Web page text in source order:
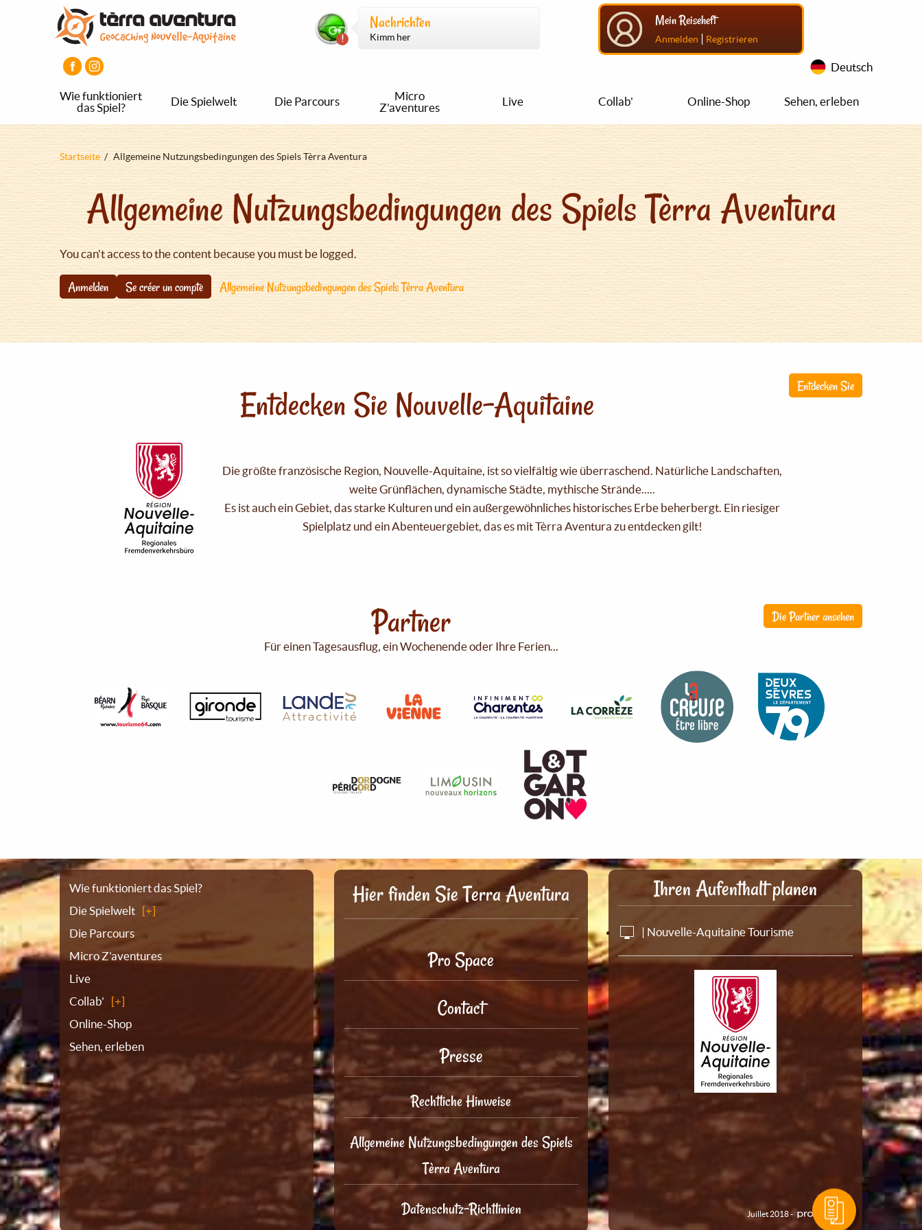
Nachrichten
Kimm her
Mein Reiseheft
Anmelden | Registrieren
Deutsch
Wie funktioniert
das Spiel?
Die Spielwelt Die Parcours
Micro
Z'aventures
Live Collab' Online-Shop Sehen, erleben
Pfadnavigation
Startseite Allgemeine Nutzungsbedingungen des Spiels Tèrra Aventura
Allgemeine Nutzungsbedingungen des Spiels Tèrra Aventura
You can't access to the content because you must be logged.
Anmelden Se créer un compte Allgemeine Nutzungsbedingungen des Spiels Tèrra Aventura
Entdecken Sie
Entdecken Sie Nouvelle-Aquitaine
Die größte französische Region, Nouvelle-Aquitaine, ist so vielfältig wie überraschend. Natürliche Landschaften,
weite Grünflächen, dynamische Städte, mythische Strände.....
Es ist auch ein Gebiet, das starke Kulturen und ein außergewöhnliches historisches Erbe beherbergt. Ein riesiger
Spielplatz und ein Abenteuergebiet, das es mit Tèrra Aventura zu entdecken gilt!
Die Partner ansehen
Partner
Für einen Tagesausflug, ein Wochenende oder Ihre Ferien...
Sitemap
Wie funktioniert das Spiel?
Die Spielwelt
Die Parcours
Micro Z'aventures
Live
Collab'
Online-Shop
Sehen, erleben
Hier finden Sie Terra Aventura
Pro Space
Contact
Presse
Rechtliche Hinweise
Allgemeine Nutzungsbedingungen des Spiels
Tèrra Aventura
Datenschutz-Richtlinien
Ihren Aufenthalt planen
| Nouvelle-Aquitaine Tourisme
Juillet 2018 -